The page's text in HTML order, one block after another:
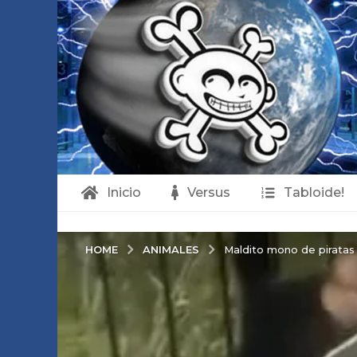
Inicio Versus Tabloide!
HOME ANIMALES Maldito mono de piratas